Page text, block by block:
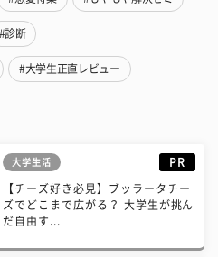
#診断
#大学生正直レビュー
大学生活 PR
【チーズ好き必見】ブッラータチー
ズでどこまで広がる？ 大学生が挑ん
だ自由す...